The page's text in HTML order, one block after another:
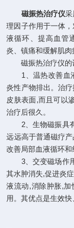
磁振热治疗仪采
理因子作用于一体
液循环、提高血管
炎、镇痛和缓解肌肉
磁振热治疗仪的设备
1、温热改善
炎性产物排出。
皮肤表面,而且可以
治疗后很久。
2、生物磁振具
远远高于普通磁疗
改善局部血液循环和组
3、交变磁场作
其水肿消失,促进炎
液流动,消除肿胀,加
用。其优点是生效快